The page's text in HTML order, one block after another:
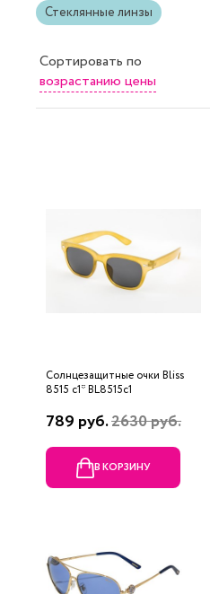
Стеклянные линзы
Сортировать по
возрастанию цены
Солнцезащитные очки Bliss
8515 c1* BL8515c1
789 руб.2630 руб.
В КОРЗИНУ